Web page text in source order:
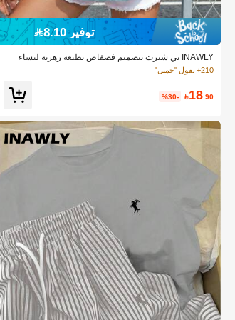
توفير 8.10
INAWLY تي شيرت بتصميم فضفاض بطبعة زهرية لنساء
210+ يقول "جميل"
18 .90
%30-